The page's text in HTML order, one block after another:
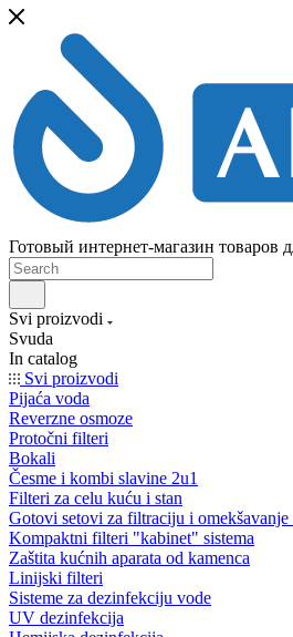
Готовый интернет-магазин товаров
Svi proizvodi
Svuda
In catalog
Svi proizvodi
Pijaća voda
Reverzne osmoze
Protočni filteri
Bokali
Česme i kombi slavine 2u1
Filteri za celu kuću i stan
Gotovi setovi za filtraciju i omekšavanje
Kompaktni filteri "kabinet" sistema
Zaštita kućnih aparata od kamenca
Linijski filteri
Sisteme za dezinfekciju vode
UV dezinfekcija